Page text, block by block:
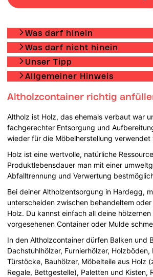
Was darf hinein
Was darf nicht hinein
Unser Tipp
Allgemeiner Hinweis
Altholzcontainer richtig
Altholz ist Holz, das ehemals verbaut war
fachgerechter Entsorgung und
wieder für die Möbelherstellung verwendet
Holz ist eine wertvolle, natürliche
Produktlebensdauer man mit einer
Abfalltrennung und Verwertung
Bei deiner Altholzentsorgung in Hardegg,
unterscheiden zwischen behandeltem
Holz. Du kannst einfach all deine
vorgesehenen Container oder Mulde
In den Altholzcontainer dürfen Balken und
Dachstuhlhölzer, Furnierhölzer, Holzböden,
Türstöcke, Bauhölzer, Möbelteile aus Holz
Regale, Bettgestelle), Paletten und Kisten,